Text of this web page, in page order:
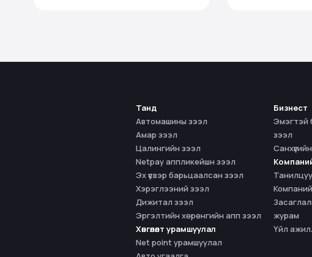
Танд
Автомашины зээл
Амар зээл
Цалингийн зээл
Netpay аппликейшн зээл
Эх үүсвэр барьцаалсан зээл
Хэрэглээний зээл
Дижитал зээл
Эргэлтийн хөрөнгийн апп зээл
Хөнгөлөлт урамшуулал
Net point урамшуулал
Бизнест
Эмэгтэй
зээл
журам
Үйл